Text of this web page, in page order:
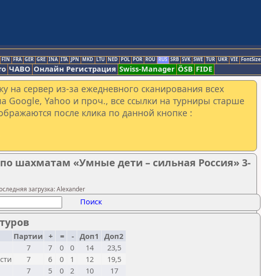
FIN FRA GER GRE INA ITA JPN MKD LTU NED POL POR ROU RUS SRB SVK SWE TUR UKR VIE
ЧАВО Онлайн Регистрация Swiss-Manager ÖSB FIDE
на сервер из-за ежедневного сканирования всех
Google, Yahoo и проч., все ссылки на турниры старше
после клика по данной кнопке :
шахматам «Умные дети – сильная Россия» 3-
загрузка: Alexander
Поиск
Партии + = - Доп1
Доп2
7 7 0 0 14
23,5
7 6 0 1 12
19,5
7 5 0 2 10
17